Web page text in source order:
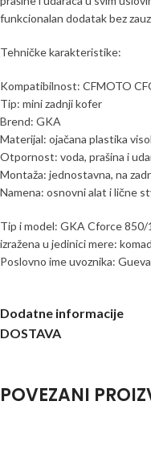
funkcionalan dodatak bez
Tehničke karakteristike:
Kompatibilnost: CFMOTO
Tip: mini zadnji kofer
Brend: GKA
Materijal: ojačana plastika
Otpornost: voda, prašina i
Montaža: jednostavna, na
Namena: osnovni alat i lične
Tip i model: GKA Cforce
izražena u jedinici mere:
Poslovno ime uvoznika:
Dodatne informacije
DOSTAVA
POVEZANI